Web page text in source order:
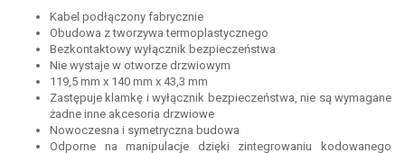
Kabel podłączony fabrycznie
Obudowa z tworzywa termoplastycznego
Bezkontaktowy wyłącznik bezpieczeństwa
Nie wystaje w otworze drzwiowym
119,5 mm x 140 mm x 43,3 mm
Zastępuje klamkę i wyłącznik bezpieczeństwa, nie są wymagane
żadne inne akcesoria drzwiowe
Nowoczesna i symetryczna budowa
Odporne na manipulacje dzięki zintegrowaniu kodowanego